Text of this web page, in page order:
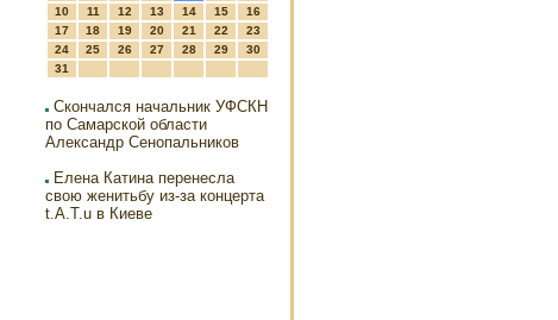
10
11 12 13 14 15
16
17
18 19 20 21 22
23
24
25 26 27 28 29
30
31
Скончался начальник УФСКН
по Самарской области
Александр Сенопальников
Елена Катина перенесла
свою женитьбу из-за концерта
t.A.T.u в Киеве